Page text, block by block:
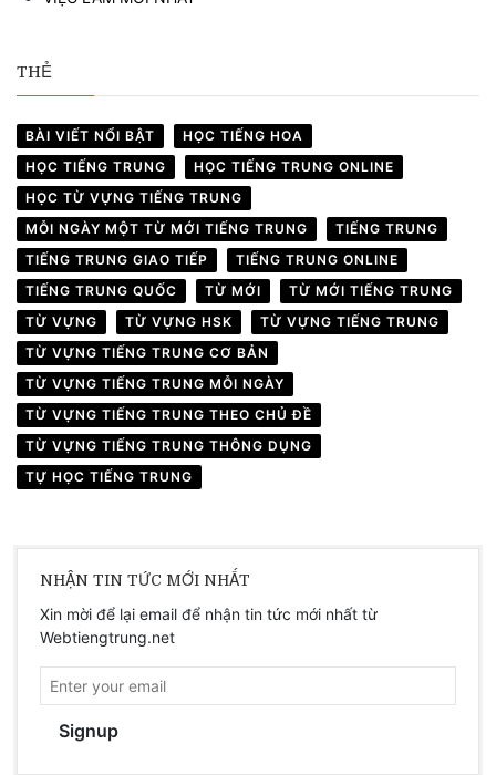
THẺ
BÀI VIẾT NỔI BẬT
HỌC TIẾNG HOA
HỌC TIẾNG TRUNG
HỌC TIẾNG TRUNG ONLINE
HỌC TỪ VỰNG TIẾNG TRUNG
MỖI NGÀY MỘT TỪ MỚI TIẾNG TRUNG
TIẾNG TRUNG
TIẾNG TRUNG GIAO TIẾP
TIẾNG TRUNG ONLINE
TIẾNG TRUNG QUỐC
TỪ MỚI
TỪ MỚI TIẾNG TRUNG
TỪ VỰNG
TỪ VỰNG HSK
TỪ VỰNG TIẾNG TRUNG
TỪ VỰNG TIẾNG TRUNG CƠ BẢN
TỪ VỰNG TIẾNG TRUNG MỖI NGÀY
TỪ VỰNG TIẾNG TRUNG THEO CHỦ ĐỀ
TỪ VỰNG TIẾNG TRUNG THÔNG DỤNG
TỰ HỌC TIẾNG TRUNG
NHẬN TIN TỨC MỚI NHẤT
Xin mời để lại email để nhận tin tức mới nhất từ
Webtiengtrung.net
Signup